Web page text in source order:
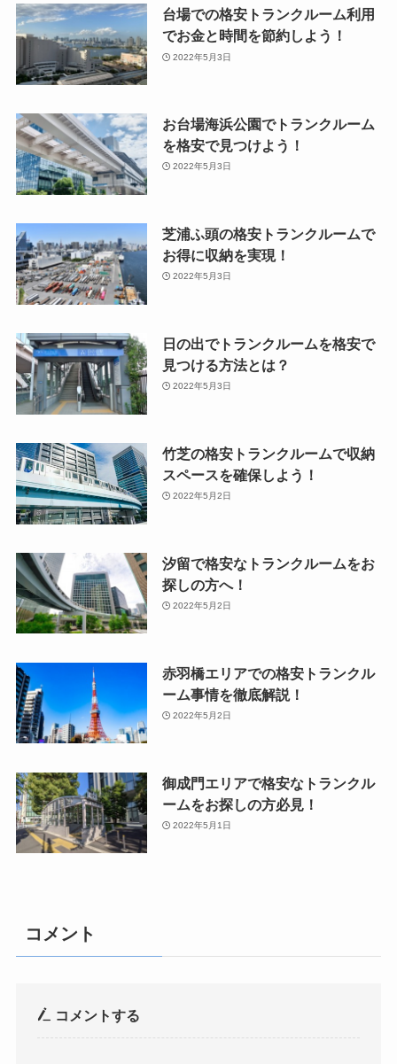
台場での格安トランクルーム利用
でお金と時間を節約しよう！
2022年5月3日
お台場海浜公園でトランクルーム
を格安で見つけよう！
2022年5月3日
芝浦ふ頭の格安トランクルームで
お得に収納を実現！
2022年5月3日
日の出でトランクルームを格安で
見つける方法とは？
2022年5月3日
竹芝の格安トランクルームで収納
スペースを確保しよう！
2022年5月2日
汐留で格安なトランクルームをお
探しの方へ！
2022年5月2日
赤羽橋エリアでの格安トランクル
ーム事情を徹底解説！
2022年5月2日
御成門エリアで格安なトランクル
ームをお探しの方必見！
2022年5月1日
コメント
コメントする